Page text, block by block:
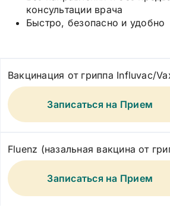
консультации врача
Быстро, безопасно и удобно
Вакцинация от гриппа Influvac/
Записаться на Прием
Fluenz (назальная вакцина от
Записаться на Прием